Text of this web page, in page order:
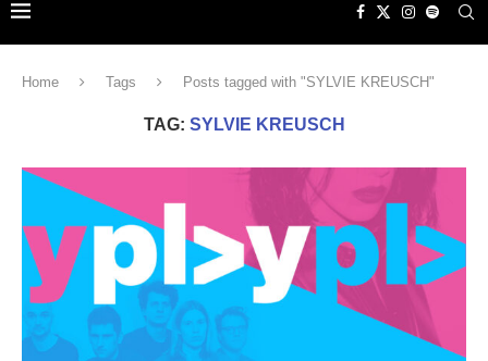
Home Tags Posts tagged with "SYLVIE KREUSCH"
TAG: SYLVIE KREUSCH